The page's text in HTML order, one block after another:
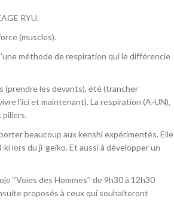
RYU.
(muscles).
méthode de respiration qui le différencie
(prendre les devants), été (trancher
l’ici et maintenant). La respiration (A-UN),
beaucoup aux kenshi expérimentés. Elle
lors du ji-geiko. Et aussi à développer un
des Hommes’’ de 9h30 à 12h30
proposés à ceux qui souhaiteront